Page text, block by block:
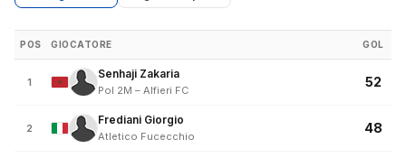
POS GIOCATORE GOL
1
Senhaji Zakaria
Pol 2M – Alfieri FC
52
2
Frediani Giorgio
Atletico Fucecchio
48